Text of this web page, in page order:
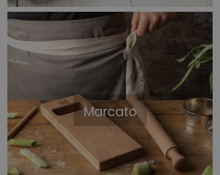
Marcato